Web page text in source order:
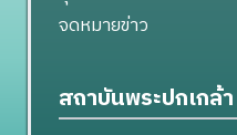
จดหมายข่าว
สถาบันพระปกเกล้า